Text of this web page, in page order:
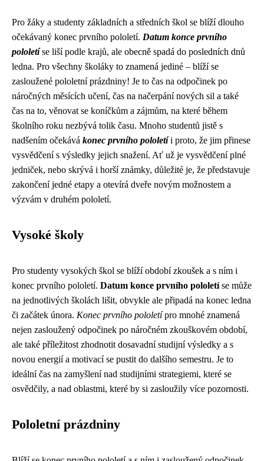
Pro žáky a studenty základních a středních škol se blíží dlouho
očekávaný konec prvního pololetí. Datum konce prvního
pololetíse liší podle krajů, ale obecně spadá do posledních dnů
ledna. Pro všechny školáky to znamená jediné – blíží se
zasloužené pololetní prázdniny! Je to čas na odpočinek po
náročných měsících učení, čas na načerpání nových sil a také
čas na to, věnovat se koníčkům a zájmům, na které během
školního roku nezbývá tolik času. Mnoho studentů jistě s
nadšením očekává konec prvního pololetíi proto, že jim přinese
vysvědčení s výsledky jejich snažení. Ať už je vysvědčení plné
jedniček, nebo skrývá i horší známky, důležité je, že představuje
zakončení jedné etapy a otevírá dveře novým možnostem a
výzvám v druhém pololetí.
Vysoké školy
Pro studenty vysokých škol se blíží období zkoušek a s ním i
konec prvního pololetí. Datum konce prvního pololetíse může
na jednotlivých školách lišit, obvykle ale připadá na konec ledna
či začátek února. Konec prvního pololetípro mnohé znamená
nejen zasloužený odpočinek po náročném zkouškovém období,
ale také příležitost zhodnotit dosavadní studijní výsledky a s
novou energií a motivací se pustit do dalšího semestru. Je to
ideální čas na zamyšlení nad studijními strategiemi, které se
osvědčily, a nad oblastmi, které by si zasloužily více pozornosti.
Pololetní prázdniny